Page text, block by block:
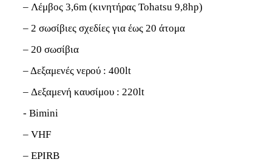
– Λέμβος 3,6m (κινητήρας Tohatsu 9,8hp)
– 2 σωσίβιες σχεδίες για έως 20 άτομα
– 20 σωσίβια
– Δεξαμενές νερού : 400lt
– Δεξαμενή καυσίμου : 220lt
- Bimini
– VHF
– EPIRB